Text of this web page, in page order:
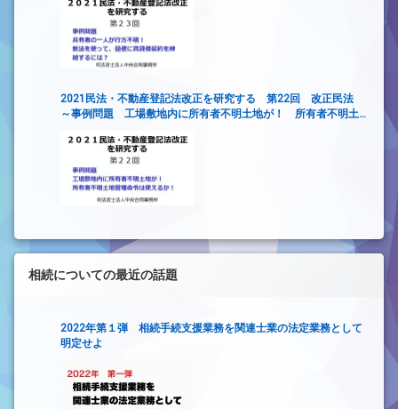
2021民法・不動産登記法改正を研究する 第22回 改正民法
～事例問題 工場敷地内に所有者不明土地が！ 所有者不明土
相続についての最近の話題
2022年第１弾 相続手続支援業務を関連士業の法定業務として
明定せよ